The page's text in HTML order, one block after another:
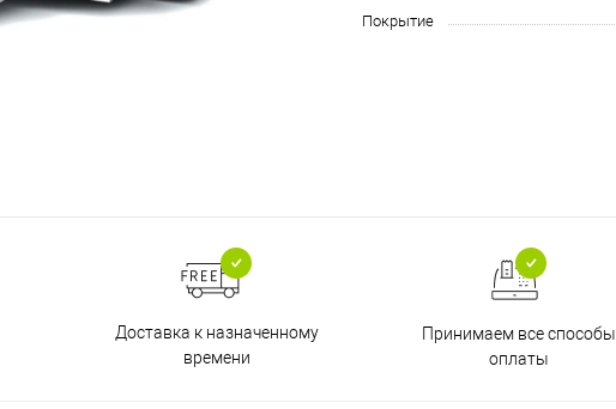
Покрытие
Доставка к назначенному
времени
Принимаем все способы
оплаты